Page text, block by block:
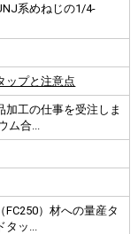
系めねじの1/4-
ップと注意点
加工の仕事を受注しま
ム合...
）材への量産タ
ッ...